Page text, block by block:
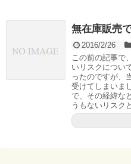
無在庫販売
2016/2/26
この前の記事で
いリスクについ
ったのですが、
受けてしまいま
で、その経緯な
うもないリスク